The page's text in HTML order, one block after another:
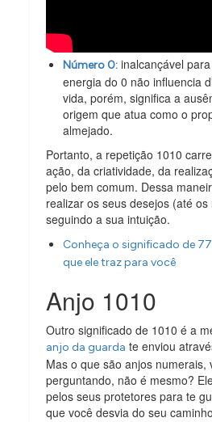
Número 0: inalcançável
energia do 0 não influencia
vida, porém, significa a
origem que atua como o
almejado.
Portanto, a repetição 1010
ação, da criatividade, da
pelo bem comum. Dessa
realizar os seus desejos (até os
seguindo a sua intuição.
Conheça o significado de
que ele traz para você
Anjo 1010
Outro significado de 1010 é a
anjo da guarda te enviou
Mas o que são anjos numerais,
perguntando, não é mesmo?
pelos seus protetores para te
que você desvia do seu